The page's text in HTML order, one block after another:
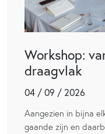
Workshop:
draagvlak
04 / 09 / 2026
Aangezien in bijna
gaande zijn en